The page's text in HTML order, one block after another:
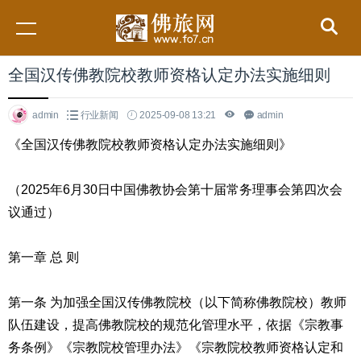
全国汉传佛教院校教师资格认定办法实施细则
admin 行业新闻 2025-09-08 13:21 admin
《全国汉传佛教院校教师资格认定办法实施细则》
（2025年6月30日中国佛教协会第十届常务理事会第四次会
议通过）
第一章 总 则
第一条 为加强全国汉传佛教院校（以下简称佛教院校）教师
队伍建设，提高佛教院校的规范化管理水平，依据《宗教事
务条例》《宗教院校管理办法》《宗教院校教师资格认定和